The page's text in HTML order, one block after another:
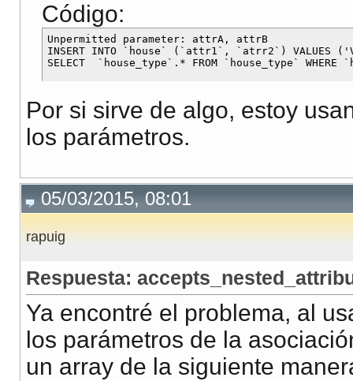
Código:
Unpermitted parameter: attrA, attrB
INSERT INTO `house` (`attr1`, `atrr2`)
Por si sirve de algo, estoy
los parámetros.
05/03/2015, 08:01
rapuig
Respuesta:
Ya encontré el problema, al
los parámetros de la
un array de la siguiente